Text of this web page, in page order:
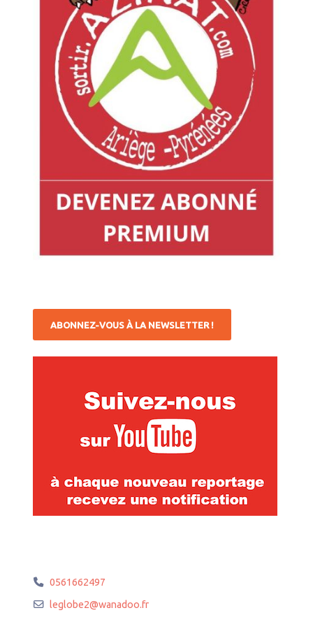
ABONNEZ-VOUS À LA NEWSLETTER !
0561662497
leglobe2@wanadoo.fr